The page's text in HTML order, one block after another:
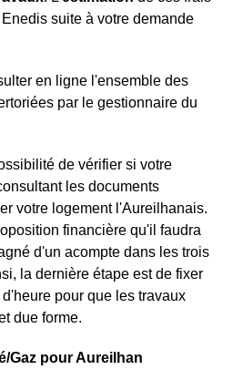
suite à votre demande
en ligne l'ensemble des
par le gestionnaire du
de vérifier si votre
les documents
votre logement l'Aureilhanais.
financière qu'il faudra
d'un acompte dans les trois
la dernière étape est de fixer
pour que les travaux
due forme.
Gaz pour Aureilhan